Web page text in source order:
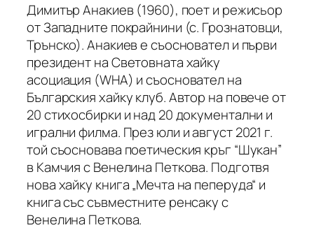
Димитър Анакиев (1960), поет и режисьор
от Западните покрайнини (с. Грознатовци,
Трънско). Анакиев е съосновател и първи
президент на Световната хайку
асоциация (WHA) и съосновател на
Българския хайку клуб. Автор на повече от
20 стихосбирки и над 20 документални и
игрални филма. През юли и август 2021 г.
той съосновава поетическия кръг “Шукан”
в Камчия с Венелина Петкова. Подготвя
нова хайку книга „Мечта на пеперуда“ и
книга със съвместните ренсаку с
Венелина Петкова.